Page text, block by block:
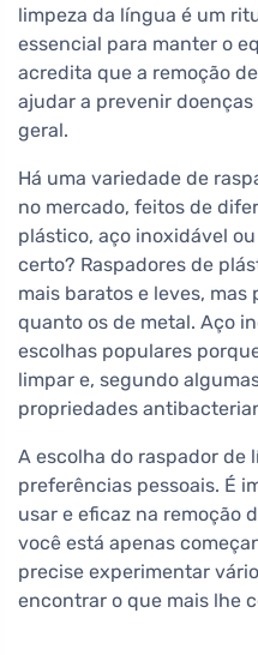
limpeza da língua é um
essencial para manter o
acredita que a remoção
ajudar a prevenir
geral.
Há uma variedade de
no mercado, feitos de
plástico, aço inoxidável
certo? Raspadores de
mais baratos e leves,
quanto os de metal. Aço
escolhas populares
limpar e, segundo
propriedades
A escolha do raspador de
preferências pessoais. É
usar e eficaz na remoção
você está apenas
precise experimentar
encontrar o que mais lhe